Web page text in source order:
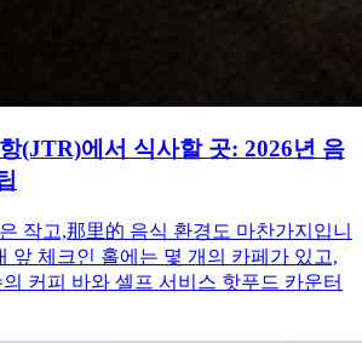
(JTR)에서 식사할 곳: 2026년 음
작고,那里的 음식 환경도 마찬가지입니
앞 체크인 홀에는 몇 개의 카페가 있고,
커피 바와 셀프 서비스 핫푸드 카운터